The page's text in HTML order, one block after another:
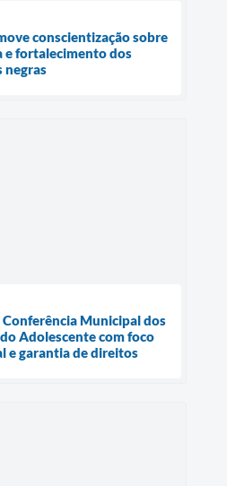
conscientização sobre
e fortalecimento dos
negras
Municipal dos
Adolescente com foco
e garantia de direitos